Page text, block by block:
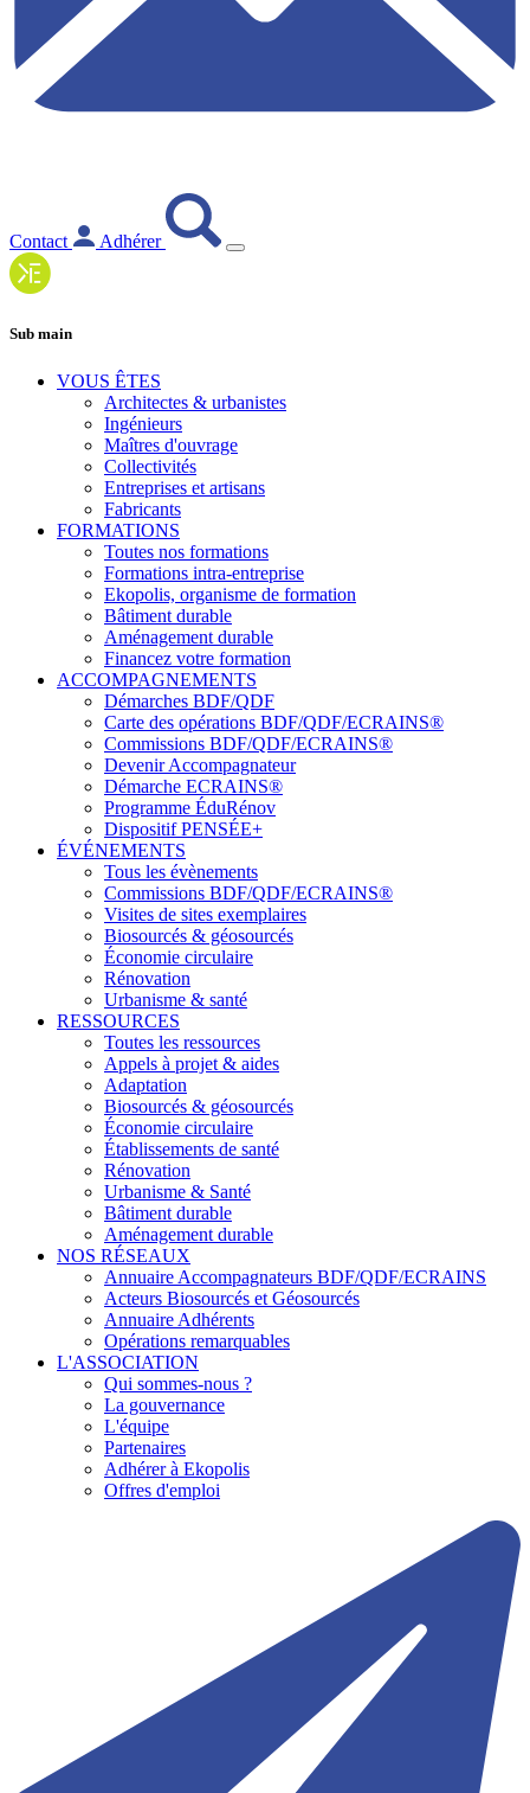
Contact Adhérer
Sub main
VOUS ÊTES
Architectes & urbanistes
Ingénieurs
Maîtres d'ouvrage
Collectivités
Entreprises et artisans
Fabricants
FORMATIONS
Toutes nos formations
Formations intra-entreprise
Ekopolis, organisme de formation
Bâtiment durable
Aménagement durable
Financez votre formation
ACCOMPAGNEMENTS
Démarches BDF/QDF
Carte des opérations BDF/QDF/ECRAINS®
Commissions BDF/QDF/ECRAINS®
Devenir Accompagnateur
Démarche ECRAINS®
Programme ÉduRénov
Dispositif PENSÉE+
ÉVÉNEMENTS
Tous les évènements
Commissions BDF/QDF/ECRAINS®
Visites de sites exemplaires
Biosourcés & géosourcés
Économie circulaire
Rénovation
Urbanisme & santé
RESSOURCES
Toutes les ressources
Appels à projet & aides
Adaptation
Biosourcés & géosourcés
Économie circulaire
Établissements de santé
Rénovation
Urbanisme & Santé
Bâtiment durable
Aménagement durable
NOS RÉSEAUX
Annuaire Accompagnateurs BDF/QDF/ECRAINS
Acteurs Biosourcés et Géosourcés
Annuaire Adhérents
Opérations remarquables
L'ASSOCIATION
Qui sommes-nous ?
La gouvernance
L'équipe
Partenaires
Adhérer à Ekopolis
Offres d'emploi